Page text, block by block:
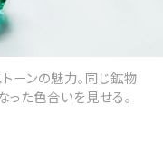
ーンの魅力。同じ鉱物
た色合いを見せる。